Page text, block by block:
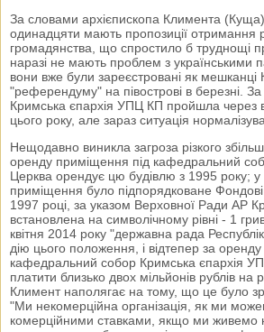
За словами архієпископа Климента
одинадцяти мають пропозиції отримання
громадянства, що спростило б труднощі
наразі не мають проблем з українськими
вони вже були зареєстровані як
"референдуму" на півострові в березні.
Кримська єпархія УПЦ КП пройшла через
цього року, але зараз ситуація
Нещодавно виникла загроза різкого
оренду приміщення під кафедральний
Церква орендує цю будівлю з 1995 року; у
приміщення було підпорядковане
1997 році, за указом Верховної Ради АР
встановлена на символічному рівні - 1
квітня 2014 року "державна рада
дію цього положення, і відтепер за
кафедральний собор Кримська єпархія
платити близько двох мільйонів рублів на
Климент наполягає на тому, що це було
"Ми некомерційна організація, як ми
комерційними ставками, якщо ми